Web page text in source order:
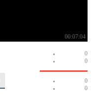
00:07:04
0
0
0
0